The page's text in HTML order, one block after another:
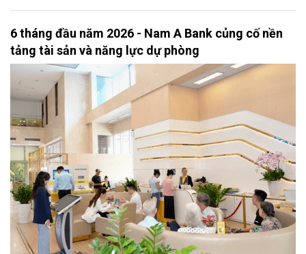
6 tháng đầu năm 2026 - Nam A Bank củng cố nền
tảng tài sản và năng lực dự phòng